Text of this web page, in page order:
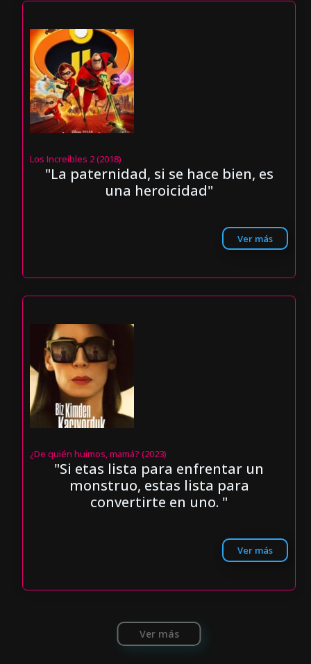
Los Increíbles 2 (2018)
"La paternidad, si se hace bien, es
una heroicidad"
Ver más
¿De quién huimos, mamá? (2023)
"Si etas lista para enfrentar un
monstruo, estas lista para
convertirte en uno. "
Ver más
Ver más